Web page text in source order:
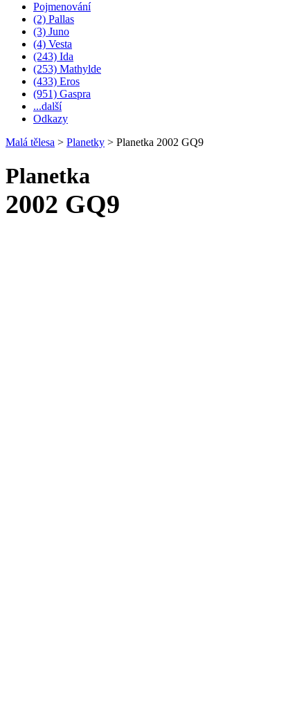
Pojmenování
(2) Pallas
(3) Juno
(4) Vesta
(243) Ida
(253) Mathylde
(433) Eros
(951) Gaspra
...další
Odkazy
Malá tělesa > Planetky > Planetka 2002 GQ9
Planetka
2002 GQ9